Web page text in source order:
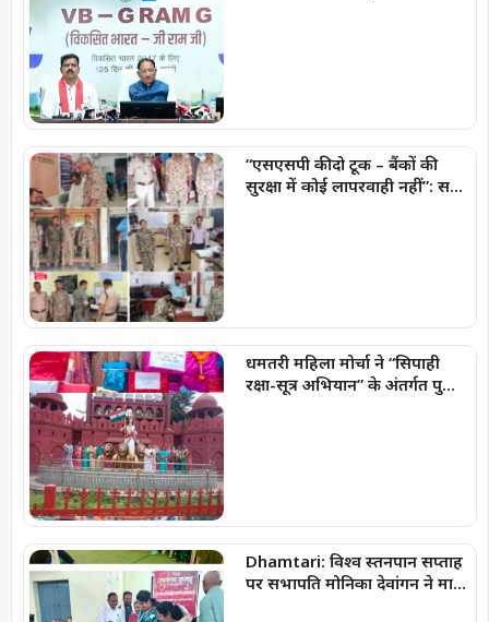
“एसएसपी की दो टूक – बैंकों की
सुरक्षा में कोई लापरवाही नहीं”: सभी
धमतरी महिला मोर्चा ने “सिपाही
रक्षा-सूत्र अभियान” के अंतर्गत पुलिस
Dhamtari: विश्व स्तनपान सप्ताह
पर सभापति मोनिका देवांगन ने मातृ